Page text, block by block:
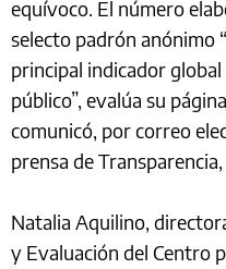
equívoco. El número
selecto padrón anónimo
principal indicador
público”, evalúa su
comunicó, por correo
prensa de
Natalia Aquilino,
y Evaluación del Centro